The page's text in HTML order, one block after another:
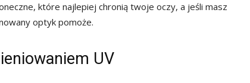
które najlepiej chronią twoje oczy, a jeśli masz
optyk pomoże.
UV